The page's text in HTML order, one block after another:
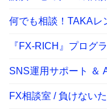
何でも相談！TAKAレ
『FX-RICH』プログ
SNS運用サポート ＆
FX相談室 / 負けない